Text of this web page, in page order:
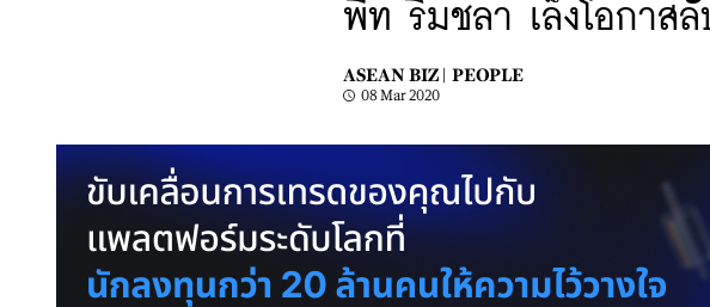
พีท ริมชลา เล็งโอกาสลั
ASEAN BIZ | PEOPLE
08 Mar 2020